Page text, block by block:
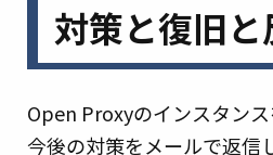
対策と復旧と
Open Proxyのインスタン
今後の対策をメールで返信